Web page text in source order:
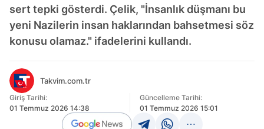
sert tepki gösterdi. Çelik, "İnsanlık düşmanı bu
yeni Nazilerin insan haklarından bahsetmesi söz
konusu olamaz." ifadelerini kullandı.
Takvim.com.tr
Giriş Tarihi:
01 Temmuz 2026 14:38
Güncelleme Tarihi:
01 Temmuz 2026 15:01